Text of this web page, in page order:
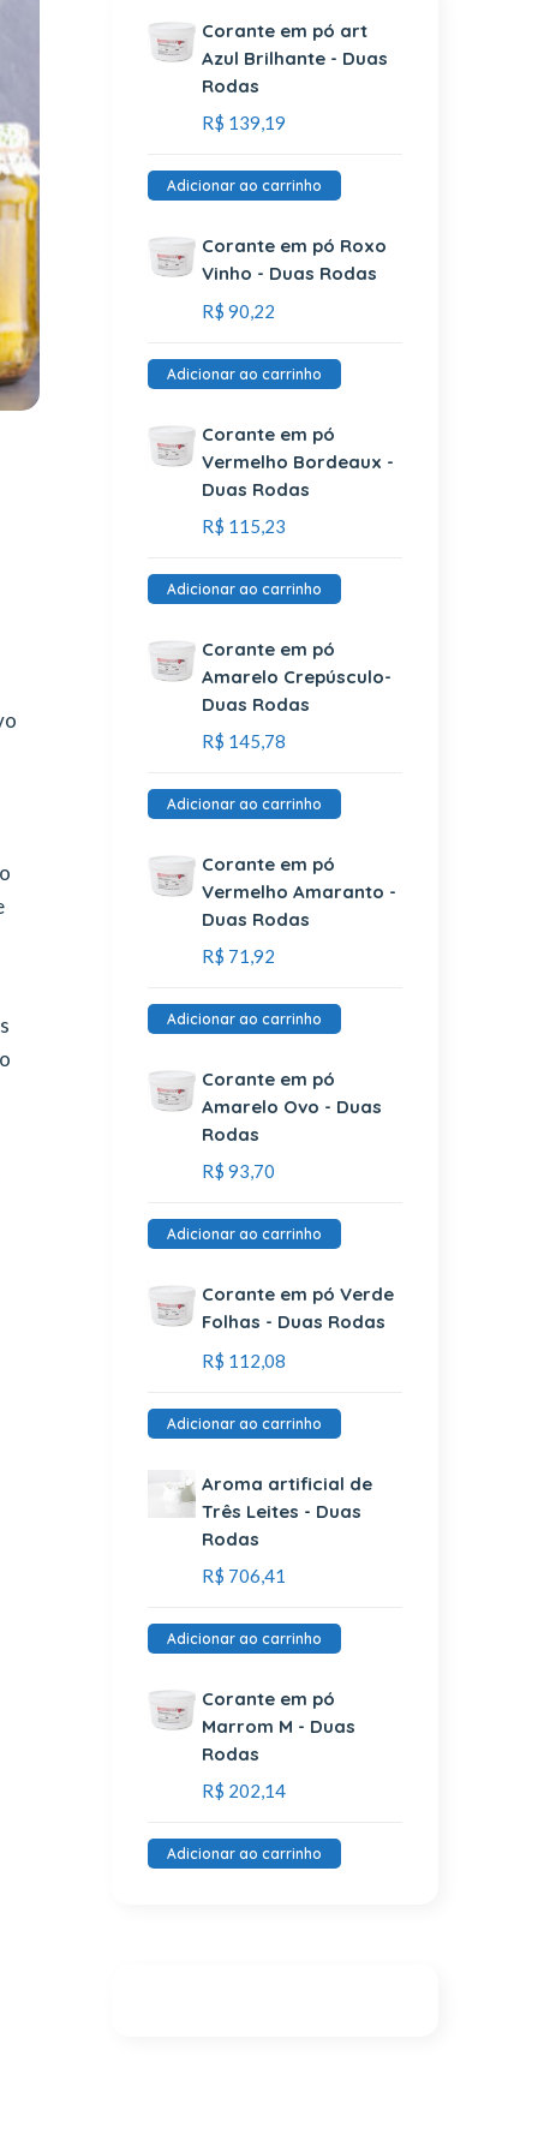
Corante em pó art
Azul Brilhante - Duas
Rodas
R$ 139,19
Adicionar ao carrinho
Corante em pó Roxo
Vinho - Duas Rodas
R$ 90,22
Adicionar ao carrinho
Corante em pó
Vermelho Bordeaux -
Duas Rodas
R$ 115,23
Adicionar ao carrinho
Corante em pó
Amarelo Crepúsculo-
Duas Rodas
R$ 145,78
Adicionar ao carrinho
Corante em pó
Vermelho Amaranto -
Duas Rodas
R$ 71,92
Adicionar ao carrinho
Corante em pó
Amarelo Ovo - Duas
Rodas
R$ 93,70
Adicionar ao carrinho
Corante em pó Verde
Folhas - Duas Rodas
R$ 112,08
Adicionar ao carrinho
Aroma artificial de
Três Leites - Duas
Rodas
R$ 706,41
Adicionar ao carrinho
Corante em pó
Marrom M - Duas
Rodas
R$ 202,14
Adicionar ao carrinho